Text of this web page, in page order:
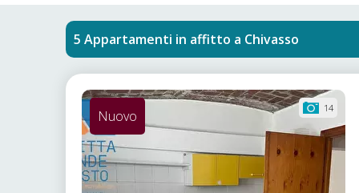
Appartamenti in affitto a Chivasso
14
Nuovo